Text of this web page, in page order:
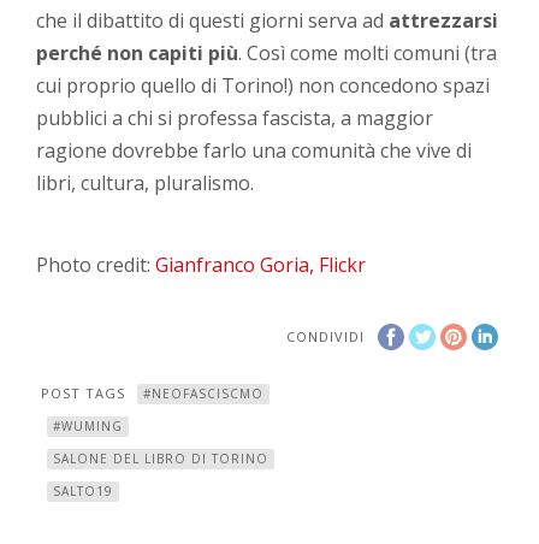
che il dibattito di questi giorni serva ad attrezzarsi
perché non capiti più. Così come molti comuni (tra
cui proprio quello di Torino!) non concedono spazi
pubblici a chi si professa fascista, a maggior
ragione dovrebbe farlo una comunità che vive di
libri, cultura, pluralismo.
Photo credit:Gianfranco Goria, Flickr
CONDIVIDI
POST TAGS
#NEOFASCISCMO
#WUMING
SALONE DEL LIBRO DI TORINO
SALTO19